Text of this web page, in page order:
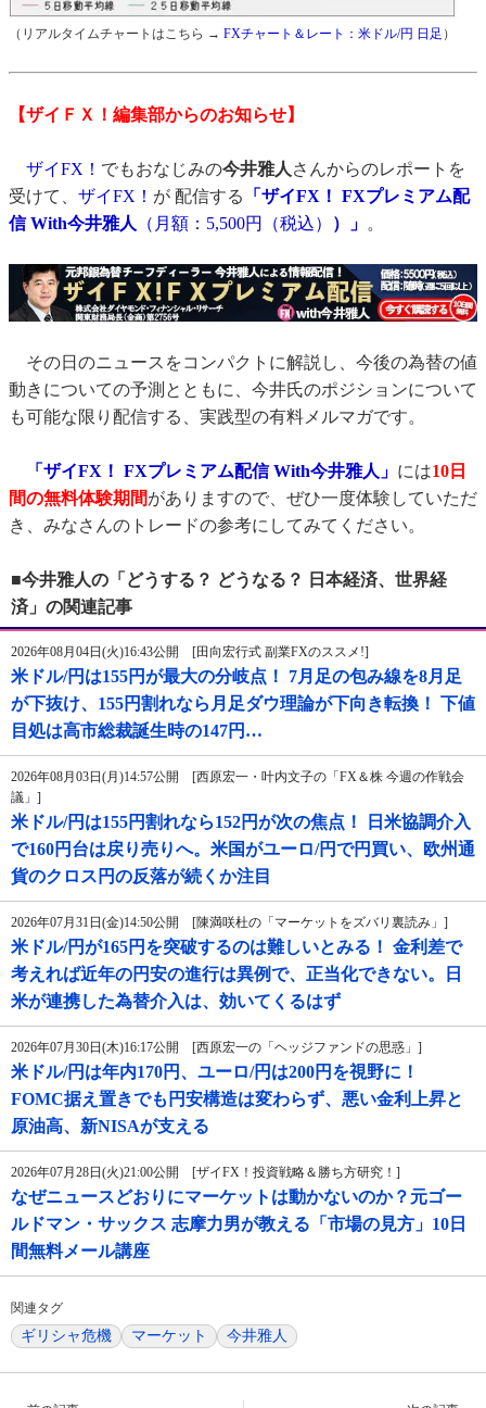
（リアルタイムチャートはこちら → FXチャート＆レート：米ドル/円 日足 ）
【ザイＦＸ！編集部からのお知らせ】
ザイFX！ でもおなじみの今井雅人 さんからのレポートを
受けて、 ザイFX！ が 配信する
「ザイFX！ FXプレミアム配
信 With今井雅人
（月額：5,500円（税込） ）」 。
その日のニュースをコンパクトに解説し、今後の為替の値
動きについての予測とともに、今井氏のポジションについて
も可能な限り配信する、実践型の有料メルマガです。
「ザイFX！ FXプレミアム配信 With今井雅人」 には10日
間の無料体験期間がありますので、ぜひ一度体験していただ
き、みなさんのトレードの参考にしてみてください。
■今井雅人の「どうする？ どうなる？ 日本経済、世界経
済」の関連記事
2026年08月04日(火)16:43公開 [田向宏行式 副業FXのススメ!]
米ドル/円は155円が最大の分岐点！ 7月足の包み線を8月足
が下抜け、155円割れなら月足ダウ理論が下向き転換！ 下値
目処は高市総裁誕生時の147円…
2026年08月03日(月)14:57公開 [西原宏一・叶内文子の「FX＆株 今週の作戦会
議」]
米ドル/円は155円割れなら152円が次の焦点！ 日米協調介入
で160円台は戻り売りへ。米国がユーロ/円で円買い、欧州通
貨のクロス円の反落が続くか注目
2026年07月31日(金)14:50公開 [陳満咲杜の「マーケットをズバリ裏読み」]
米ドル/円が165円を突破するのは難しいとみる！ 金利差で
考えれば近年の円安の進行は異例で、正当化できない。日
米が連携した為替介入は、効いてくるはず
2026年07月30日(木)16:17公開 [西原宏一の「ヘッジファンドの思惑」]
米ドル/円は年内170円、ユーロ/円は200円を視野に！
FOMC据え置きでも円安構造は変わらず、悪い金利上昇と
原油高、新NISAが支える
2026年07月28日(火)21:00公開 [ザイFX！投資戦略＆勝ち方研究！]
なぜニュースどおりにマーケットは動かないのか？元ゴー
ルドマン・サックス 志摩力男が教える「市場の見方」10日
間無料メール講座
関連タグ
ギリシャ危機 マーケット 今井雅人